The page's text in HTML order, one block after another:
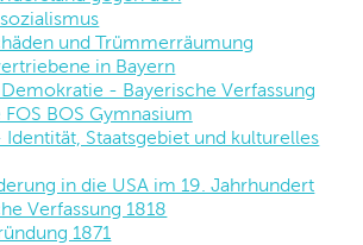
und Trümmerräumung
in Bayern
- Bayerische Verfassung
FOS BOS Gymnasium
Identität, Staatsgebiet und kulturelles
in die USA im 19. Jahrhundert
Verfassung 1818
1871